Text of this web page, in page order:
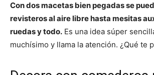
Con dos macetas bien pegadas se
revisteros al aire libre hasta mesitas
ruedas y todo. Es una idea súper
muchísimo y llama la atención. ¿Qué te